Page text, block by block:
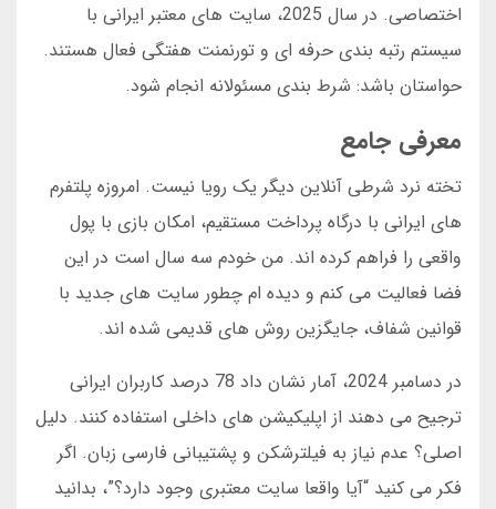
اختصاصی. در سال 2025، سایت های معتبر ایرانی با
سیستم رتبه بندی حرفه ای و تورنمنت هفتگی فعال هستند.
حواستان باشد: شرط بندی مسئولانه انجام شود.
معرفی جامع
تخته نرد شرطی آنلاین دیگر یک رویا نیست. امروزه پلتفرم
های ایرانی با درگاه پرداخت مستقیم، امکان بازی با پول
واقعی را فراهم کرده اند. من خودم سه سال است در این
فضا فعالیت می کنم و دیده ام چطور سایت های جدید با
قوانین شفاف، جایگزین روش های قدیمی شده اند.
در دسامبر 2024، آمار نشان داد 78 درصد کاربران ایرانی
ترجیح می دهند از اپلیکیشن های داخلی استفاده کنند. دلیل
اصلی؟ عدم نیاز به فیلترشکن و پشتیبانی فارسی زبان. اگر
فکر می کنید “آیا واقعا سایت معتبری وجود دارد؟”، بدانید